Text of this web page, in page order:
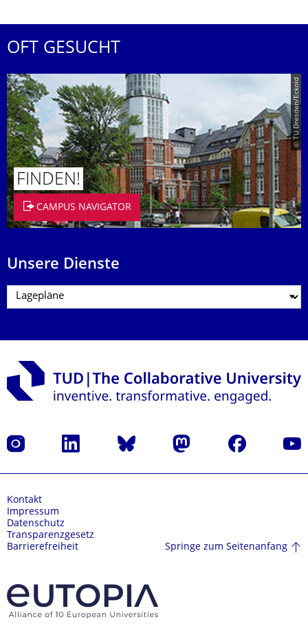
OFT GESUCHT
© TU Dresden/Eckold
FINDEN!
CAMPUS NAVIGATOR
Unsere Dienste
Instagram LinkedIn Bluesky Mastodon Facebook
Kontakt
Impressum
Datenschutz
Transparenzgesetz
Barrierefreiheit
Springe zum Seitenanfang